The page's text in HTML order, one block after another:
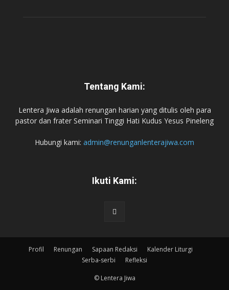
Tentang Kami:
Lentera Jiwa adalah renungan harian yang ditulis oleh para
pastor dan frater Seminari Tinggi Hati Kudus Yesus Pineleng
Hubungi kami: admin@renunganlenterajiwa.com
Ikuti Kami:
Profil Renungan Sapaan Redaksi
Kalender Liturgi
Serba-serbi
Refleksi
© Lentera Jiwa